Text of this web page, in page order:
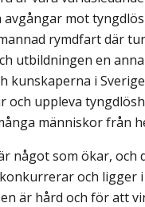
avgångar mot
rymdfart där
utbildningen en
kunskaperna i
och uppleva
människor från
något som ökar, och
och ligger
är hård och för att